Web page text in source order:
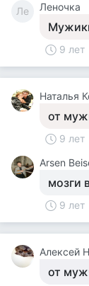
Ле Леночка
9 лет
Наталья
от
9 лет
Arsen
мозги
9 лет
Алексей Н
от